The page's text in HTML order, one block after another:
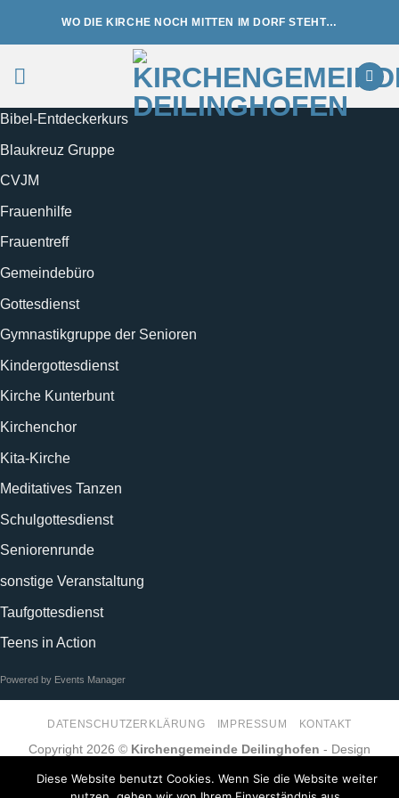
WO DIE KIRCHE NOCH MITTEN IM DORF STEHT…
Bibel-Entdeckerkurs
Blaukreuz Gruppe
CVJM
Frauenhilfe
Frauentreff
Gemeindebüro
Gottesdienst
Gymnastikgruppe der Senioren
Kindergottesdienst
Kirche Kunterbunt
Kirchenchor
Kita-Kirche
Meditatives Tanzen
Schulgottesdienst
Seniorenrunde
sonstige Veranstaltung
Taufgottesdienst
Teens in Action
Powered by Events Manager
DATENSCHUTZERKLÄRUNG IMPRESSUM KONTAKT
Copyright 2026 © Kirchengemeinde Deilinghofen - Design
Diese Website benutzt Cookies. Wenn Sie die Website weiter